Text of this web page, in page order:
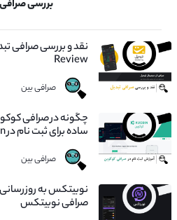
بررسی
Review
صرافی بین
ساده برای ثبت نام در Kucoin
صرافی بین
نوبیتکس به
صرافی نوبیتکس